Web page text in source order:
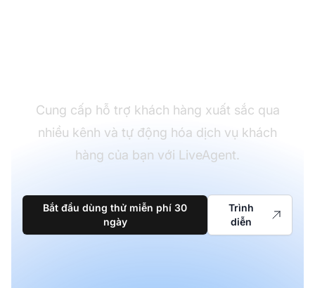
Cung cấp hỗ trợ khách hàng xuất sắc qua
nhiều kênh và tự động hóa dịch vụ khách
hàng của bạn với LiveAgent.
Bắt đầu dùng thử miễn phí 30
ngày
Trình
diễn